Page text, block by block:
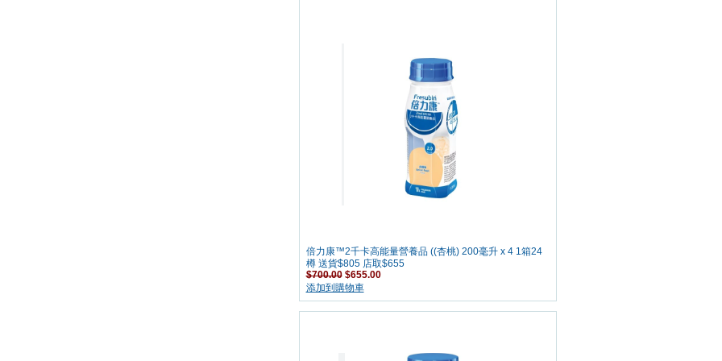
倍力康™2千卡高能量營養品 ((杏桃) 200毫升 x 4 1箱24
樽 送貨$805 店取$655
$700.00$655.00
添加到購物車